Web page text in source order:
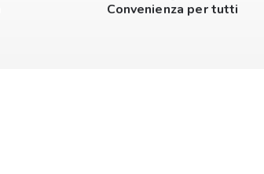
Convenienza per tutti